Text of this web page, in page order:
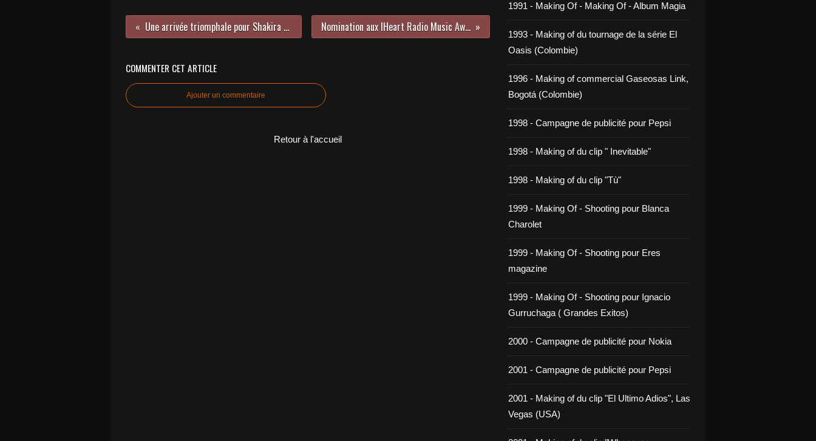
Une arrivée triomphale pour Shakira au Mexique ! Nomination aux IHeart Radio Music Awards 2025 !
COMMENTER CET ARTICLE
Ajouter un commentaire
Retour à l'accueil
1991 - Making Of - Making Of - Album Magia
1993 - Making of du tournage de la série El
Oasis (Colombie)
1996 - Making of commercial Gaseosas Link,
Bogotá (Colombie)
1998 - Campagne de publicité pour Pepsi
1998 - Making of du clip " Inevitable"
1998 - Making of du clip "Tù"
1999 - Making Of - Shooting pour Blanca
Charolet
1999 - Making Of - Shooting pour Eres
magazine
1999 - Making Of - Shooting pour Ignacio
Gurruchaga ( Grandes Exitos)
2000 - Campagne de publicité pour Nokia
2001 - Campagne de publicité pour Pepsi
2001 - Making of du clip "El Ultimo Adios", Las
Vegas (USA)